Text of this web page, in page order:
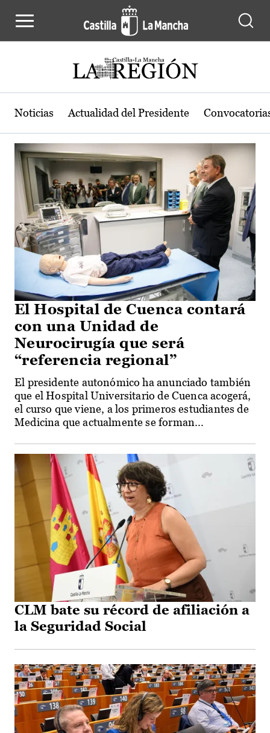
Actualidad de la región de Castilla-
Noticias Actualidad del Presidente
El Hospital de Cuenca contará
con una Unidad de
Neurocirugía que será
“referencia regional”
El presidente autonómico ha anunciado también
que el Hospital Universitario de Cuenca acogerá,
el curso que viene, a los primeros estudiantes de
Medicina que actualmente se forman...
CLM bate su récord de afiliación a
la Seguridad Social